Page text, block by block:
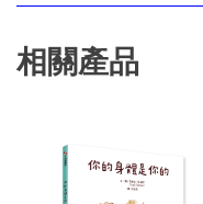
相關產品